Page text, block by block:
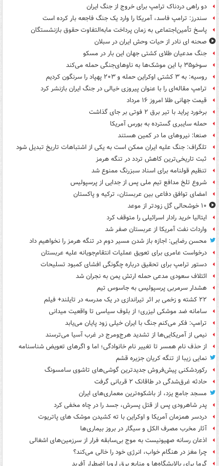
دو راهی دردناک ترامپ برای خروج از جنگ ایران
سندرز: ترامپ فاسد، آمریکا را وارد یک جنگ فاجعه بار کرده است
پاسخ تأمین‌اجتماعی به زمان پرداخت مابه‌التفاوت حقوق بازنشستگان
صحنه ای نادر از حیات وحش ایران در سبلان
جنگ مدعیان طلای کشتی جهان این بار در مسکو
سوخو۳۵ با این موشک‌ها به ناوهای‌جنگی حمله می‌کند
روسیه: به ۳ کشتی اوکراین حمله و ۲۰۳ پهپاد را سرنگون کردیم
ترامپ مقاله‌ای را با عنوان پیروزی خیالی در جنگ ایران بازنشر کرد
قیمت جهانی طلا امروز ۱۶ مرداد
برخورد پراید با تیر برق ۲ فوتی بر جای گذاشت
حمله سایبری گسترده به بورس آمریکا
صنعا: نیروهای ما در کمین‌ هستند
تلگراف: جنگ علیه ایران ممکن است به یکی از اشتباهات تاریخ تبدیل شود
ثبت تاریخی‌ترین کاهش تردد در تنگه هرمز
تنظیم قولنامه برای اسناد سبزرنگ ممنوع شد
شروع تلخ مدافع تیم ملی پس از جدایی از پرسپولیس
امضای توافق دفاعی بین عربستان، ترکیه و پاکستان
۱۰ خوشحالی گل زودتر از موعد
ایتالیا خرید رادار اسرائیلی را متوقف کرد
واردات نفت آمریکا از عربستان صفر شد
محسن رضایی: اجازه باز شدن مسیر دوم در تنگه هرمز را نخواهیم داد
درخواست عامری برای تعویق عملیات انتقام‌جویانه علیه عربستان
دستور ترامپ برای تحقیق درباره چگونگی افشای کمبود تسلیحات
ائتلاف سعودی مدعی حمله ارتش یمن به نجران شد
هشدار سرمربی پرسپولیس به جاسوس تیم
۲۲ کشته و زخمی بر اثر تیراندازی در یک مدرسه در تایلند+ فیلم
سامانه ضد موشکی لیزری؛ از بلوف سیاسی تا واقعیت میدانی
ترامپ: فکر می‌کنم جنگ با ایران خیلی زود پایان می‌یابد
نیمی از آمریکایی‌ها از تشدید هرج‌ومرج در غرب آسیا می‌ترسند
از حذف نام همسر تا تغییر نام خانوادگی؛ اما و اگرهای تعویض شناسنامه
نمایی زیبا از تنگه کریان جزیره قشم
رکوردشکنی پیش‌فروش جدیدترین گوشی‌های تاشوی سامسونگ
حادثه غرق‌شدگی در طاقانک ۲ قربانی گرفت
مسجد جامع یزد، از باشکوه‌ترین معماری‌های ایران
پدر شاهرودی پس از قتل پسرش، جسد را در چاه مخفی کرد
دردسر همزمان آمریکا و اوکراین با ته کشیدن موشک های پاتریوت
آثار مخرب مصرف الکل و سیگار در بروز بیماری‌ها
اذعان رسانه صهیونیست به موج بی‌سابقه فرار از سرزمین‌های اشغالی
چرا مغز در هنگام خواب، انرژی خود را خالی می‌کند؟
گرما برای پالایشگاه‌ها و منابع برق اروپا اضطرار آفرید